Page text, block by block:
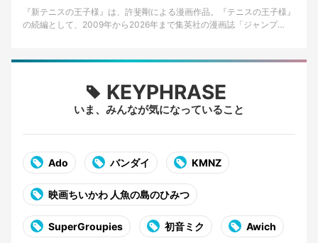
『新テニスの王子様』は、許斐剛による漫画作品。『テニスの王子様』
の続編として、2009年から2026年まで集英社の漫画誌「ジャンプ
KEYPHRASE
いま、みんなが気になっていること
Ado バンダイ KMNZ
映画ちいかわ 人魚の島のひみつ
SuperGroupies 初音ミク Awich